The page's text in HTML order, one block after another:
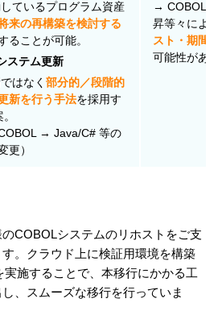
ているプログラム資産
来の再構築を検討する
ることが可能。
ステム更新
はなく 部分的／段階的
新を行う手法を採用す
COBOL → Java/C# 等の
更）
→ COBOL
昇等々によ
スト・期間
可能性があ
COBOLシステムのリホストをご支
。クラウド上に検証用環境を構築
実施することで、本移行にかかる工
、スムーズな移行を行っていま